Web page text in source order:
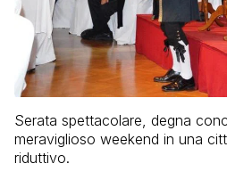
Serata spettacolare, degna
meraviglioso weekend in una
riduttivo.